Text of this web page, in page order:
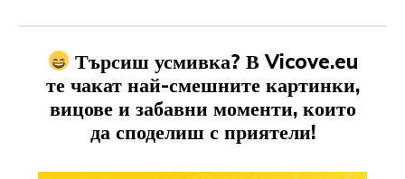
Търсиш усмивка? В Vicove.eu
те чакат най-смешните картинки,
вицове и забавни моменти, които
да споделиш с приятели!